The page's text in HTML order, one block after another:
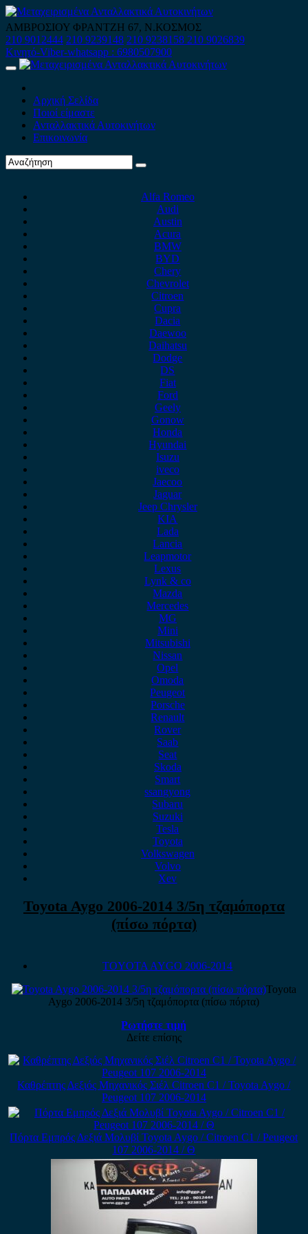
Skip
to
content
ΑΜΒΡΟΣΙΟΥ ΦΡΑΝΤΖΗ 67, Ν.ΚΟΣΜΟΣ
210 9012444 210 9239148 210 9238158 210 9026839
Κινητό-Viber-whatsapp : 6980507900
Primary
Αρχική Σελίδα
Ποιοί είμαστε
Ανταλλακτικά Αυτοκινήτων
Επικοινωνία
Alfa Romeo
Audi
Austin
Acura
BMW
BYD
Chery
Chevrolet
Citroen
Cupra
Dacia
Daewoo
Daihatsu
Dodge
DS
Fiat
Ford
Geely
Gonow
Honda
Hyundai
Isuzu
iveco
Jaecoo
Jaguar
Jeep Chrysler
KIA
Lada
Lancia
Leapmotor
Lexus
Lynk & co
Mazda
Mercedes
MG
Mini
Mitsubishi
Nissan
Opel
Omoda
Peugeot
Porsche
Renault
Rover
Saab
Seat
Skoda
Smart
ssangyong
Subaru
Suzuki
Tesla
Toyota
Volkswagen
Volvo
Xev
Toyota Aygo 2006-2014 3/5η τζαμόπορτα
(πίσω πόρτα)
TOYOTA AYGO 2006-2014
Toyota
Aygo 2006-2014 3/5η τζαμόπορτα (πίσω πόρτα)
Ρωτήστε τιμή
Δείτε επίσης
Καθρέπτης Δεξιός Μηχανικός Σιέλ Citroen C1 / Toyota Aygo /
Peugeot 107 2006-2014
Πόρτα Εμπρός Δεξιά Μολυβί Toyota Aygo / Citroen C1 / Peugeot
107 2006-2014 / Θ